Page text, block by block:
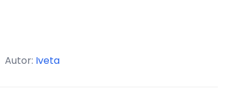
Autor: Iveta